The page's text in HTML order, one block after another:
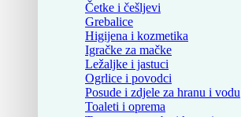
Četke i češljevi
Grebalice
Higijena i kozmetika
Igračke za mačke
Ležaljke i jastuci
Ogrlice i povodci
Posude i zdjele za hranu i vodu
Toaleti i oprema